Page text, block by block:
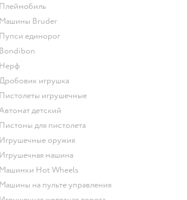
Плеймобиль
Машины Bruder
Пупси единорог
Bondibon
Нерф
Дробовик игрушка
Пистолеты игрушечные
Автомат детский
Пистоны для пистолета
Игрушечные оружия
Игрушечная машина
Машинки Hot Wheels
Машины на пульте управления